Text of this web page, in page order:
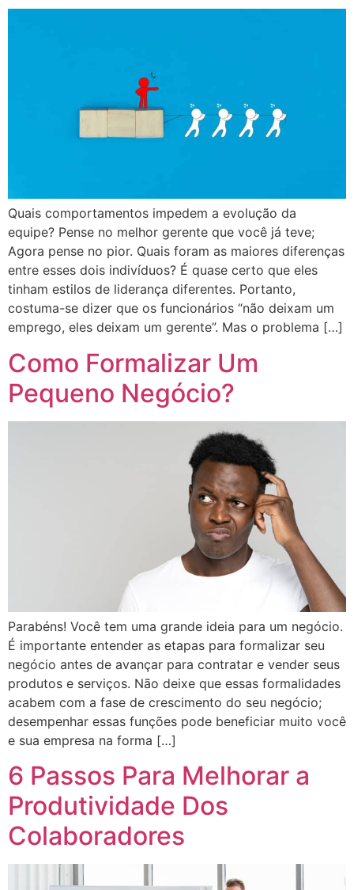
Quais comportamentos impedem a evolução da
equipe? Pense no melhor gerente que você já teve;
Agora pense no pior. Quais foram as maiores diferenças
entre esses dois indivíduos? É quase certo que eles
tinham estilos de liderança diferentes. Portanto,
costuma-se dizer que os funcionários “não deixam um
emprego, eles deixam um gerente”. Mas o problema […]
Como Formalizar Um
Pequeno Negócio?
Parabéns! Você tem uma grande ideia para um negócio.
É importante entender as etapas para formalizar seu
negócio antes de avançar para contratar e vender seus
produtos e serviços. Não deixe que essas formalidades
acabem com a fase de crescimento do seu negócio;
desempenhar essas funções pode beneficiar muito você
e sua empresa na forma […]
6 Passos Para Melhorar a
Produtividade Dos
Colaboradores